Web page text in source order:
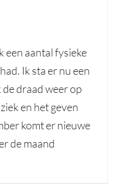
een aantal fysieke
Ik sta er nu een
draad weer op
en het geven
komt er nieuwe
de maand